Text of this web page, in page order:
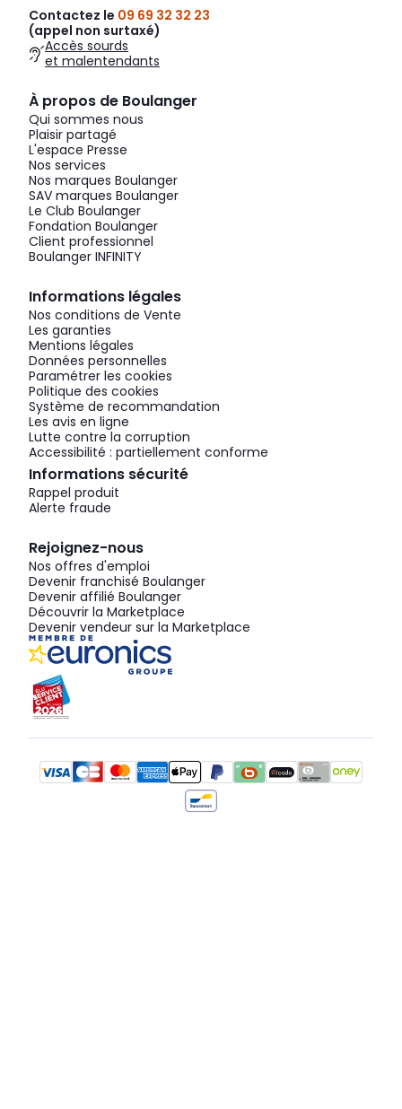
Contactez le 09 69 32 32 23
(appel non surtaxé)
Accès sourds
et malentendants
À propos de Boulanger
Qui sommes nous
Plaisir partagé
L'espace Presse
Nos services
Nos marques Boulanger
SAV marques Boulanger
Le Club Boulanger
Fondation Boulanger
Client professionnel
Boulanger INFINITY
Informations légales
Nos conditions de Vente
Les garanties
Mentions légales
Données personnelles
Paramétrer les cookies
Politique des cookies
Système de recommandation
Les avis en ligne
Lutte contre la corruption
Accessibilité : partiellement conforme
Informations sécurité
Rappel produit
Alerte fraude
Rejoignez-nous
Nos offres d'emploi
Devenir franchisé Boulanger
Devenir affilié Boulanger
Découvrir la Marketplace
Devenir vendeur sur la Marketplace